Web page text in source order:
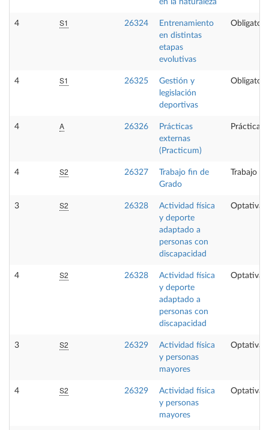
en la naturaleza
4 S1 26324
Entrenamiento
en distintas
etapas
evolutivas
4 S1 26325
Gestión y
legislación
deportivas
4 A 26326
Prácticas
externas
(Practicum)
Prácticas
4 S2 26327
Trabajo fin de
Grado
Trabajo
3 S2 26328
Actividad física
y deporte
adaptado a
personas con
discapacidad
Optativa
4 S2 26328
Actividad física
y deporte
adaptado a
personas con
discapacidad
Optativa
3 S2 26329
Actividad física
y personas
mayores
Optativa
4 S2 26329
Actividad física
y personas
mayores
Optativa